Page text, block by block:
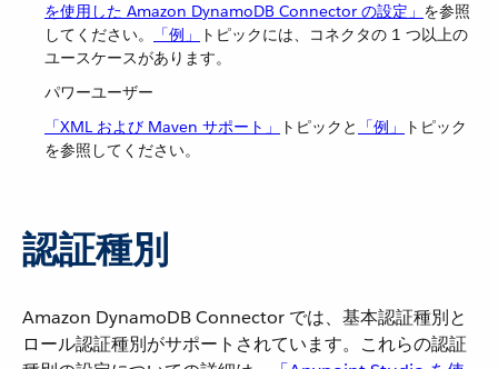
を使用した Amazon DynamoDB Connector の設定」 ​を参照
してください。​
「例」
​トピックには、コネクタの 1 つ以上の
ユースケースがあります。
パワーユーザー
「XML および Maven サポート」
​トピックと​ 「例」
​トピック
を参照してください。
認証種別
Amazon DynamoDB Connector では、基本認証種別と
ロール認証種別がサポートされています。これらの認証